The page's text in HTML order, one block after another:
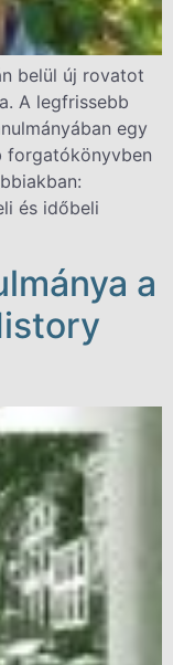
belül új rovatot
A legfrissebb
egy
forgatókönyvben
és időbeli
a